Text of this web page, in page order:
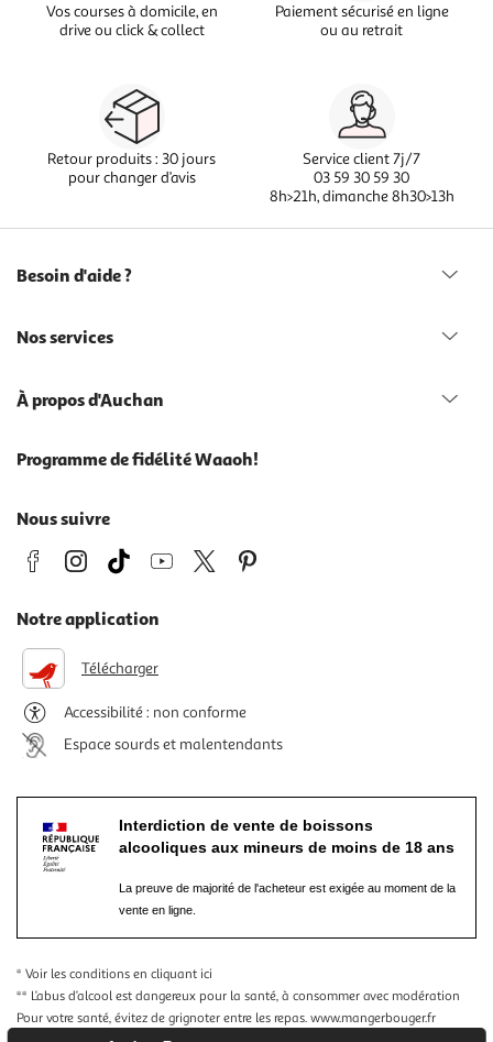
Vos courses à domicile, en
drive ou click & collect
Paiement sécurisé en ligne
ou au retrait
Retour produits : 30 jours
pour changer d’avis
Service client 7j/7
03 59 30 59 30
8h>21h, dimanche 8h30>13h
Besoin d'aide ?
Nos services
À propos d'Auchan
Programme de fidélité Waaoh!
Nous suivre
Notre application
Télécharger
Accessibilité : non conforme
Espace sourds et malentendants
Interdiction de vente de boissons
alcooliques aux mineurs de moins de 18 ans
La preuve de majorité de l'acheteur est exigée au moment de la
vente en ligne.
* Voir les conditions en cliquant ici
** L’abus d’alcool est dangereux pour la santé, à consommer avec modération
Pour votre santé, évitez de grignoter entre les repas. www.mangerbouger.fr